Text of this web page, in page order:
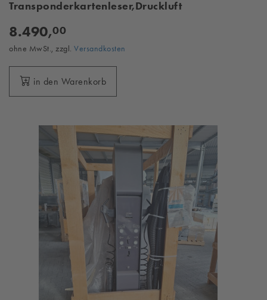
Transponderkartenleser,Druckluft
8.490,00
ohne MwSt., zzgl. Versandkosten
in den Warenkorb